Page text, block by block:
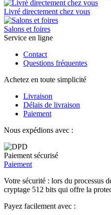
Livré directement chez vous
Salons et foires
Service en ligne
Contact
Questions fréquentes
Achetez en toute simplicité
Livraison
Délais de livraison
Paiement
Nous expédions avec :
Paiement sécurisé
Paiement
Votre sécurité : lors du processus
cryptage 512 bits qui offre la
Payez facilement avec :